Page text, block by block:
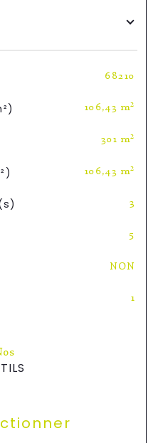
68210
106,43 m²
301 m²
106,43 m²
3
5
NON
1
Nos